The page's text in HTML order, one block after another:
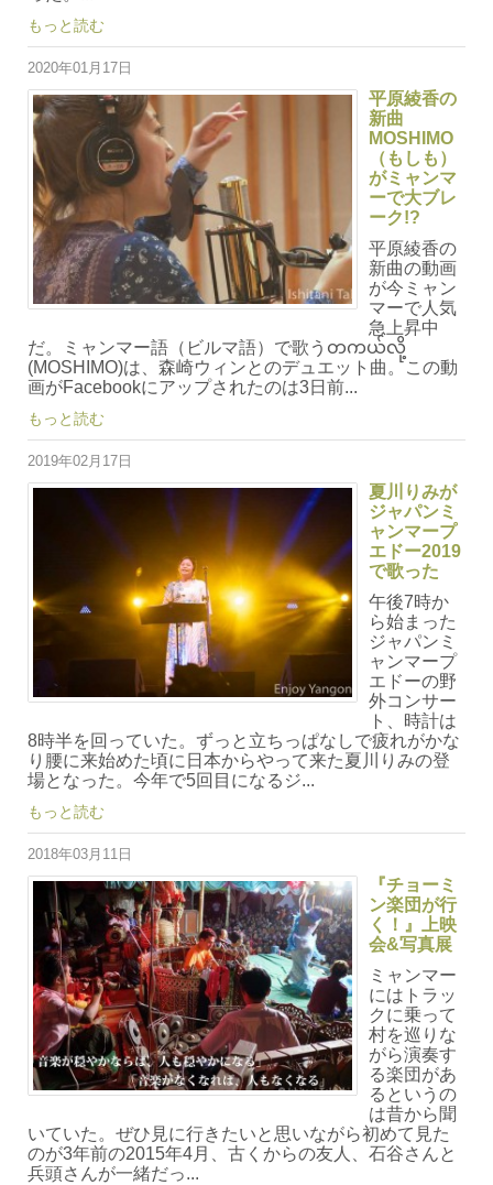
もっと読む
2020年01月17日
平原綾香の
新曲
MOSHIMO
（もしも）
がミャンマ
ーで大ブレ
ーク!?
平原綾香の
新曲の動画
が今ミャン
マーで人気
急上昇中
だ。ミャンマー語（ビルマ語）で歌うတကယ်လို့
(MOSHIMO)は、森崎ウィンとのデュエット曲。この動
画がFacebookにアップされたのは3日前...
もっと読む
2019年02月17日
夏川りみが
ジャパンミ
ャンマープ
エドー2019
で歌った
午後7時か
ら始まった
ジャパンミ
ャンマープ
エドーの野
外コンサー
ト、時計は
8時半を回っていた。ずっと立ちっぱなしで疲れがかな
り腰に来始めた頃に日本からやって来た夏川りみの登
場となった。今年で5回目になるジ...
もっと読む
2018年03月11日
『チョーミ
ン楽団が行
く！』上映
会&写真展
ミャンマー
にはトラッ
クに乗って
村を巡りな
がら演奏す
る楽団があ
るというの
は昔から聞
いていた。ぜひ見に行きたいと思いながら初めて見た
のが3年前の2015年4月、古くからの友人、石谷さんと
兵頭さんが一緒だっ...